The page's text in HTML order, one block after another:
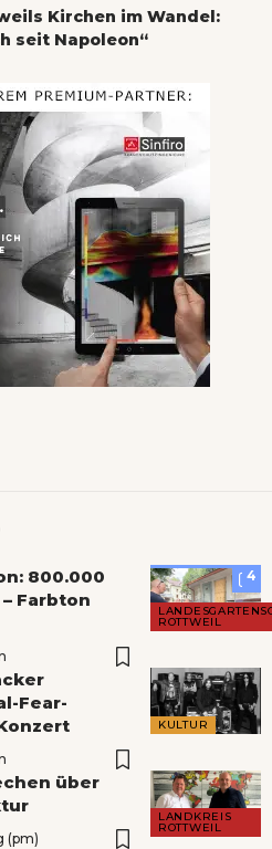
Kirchen im Wandel:
seit Napoleon“
4
ROTTWEIL
800.000
Farbton
KULTUR
Fear-
LANDKREIS
ROTTWEIL
über
(pm)